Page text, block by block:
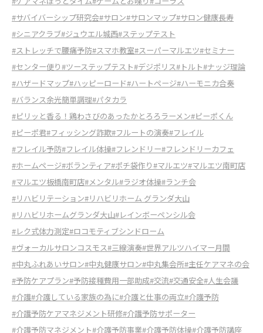
#サバイバーシップ研究会#サロン#サロンマップ#サロン健康長寿
#シニアクラブ#ジュウエル城西#ステップテスト
#ストレッチで腰痛予防#スマホ教室#スーパーマルエツ#セミナー
#センター便り#ツーステップテスト#デジポリス#トルト#ナッジ理論
#ハザードマップ#ハッピーロード#ハートページ#ハーモニカ合奏
#バランス余光簡単調理#パタカラ
#ピリッと香る！鶏わさびのあったかとろろラーメン#ピーポくん
#ピーポ君#フィッシング詐欺#フルートの演奏#フレイル
#フレイル予防#フレイル体操#フレンドリー#フレンドリーカフェ
#ホームページ#ボランティア#ポチ袋作り#マルエツ#マルエツ南町店
#マルエツ板橋南町店#メンタル#ラジオ体操#ランチ会
#リハビリテーション#リハビリホーム グランダ大山
#リハビリホームグランダ大山#レインボーペンシル会
#レク式体力測定#ロコモティブシンドローム
#ヴォーカルサロンコスモス#三線演奏#世界アルツハイマー月間
#中丸ふれあいサロン#中丸健康サロン#中丸集会所#主任ケアマネの会
#予防ケアプラン#予防接種費用一部助成#交流#交通安全#人生会議
#介護#介護している家族の為に#介護と仕事の両立#介護予防
#介護予防ケアマネジメント研修#介護予防サポーター
#介護予防マネジメント#介護予防事業#介護予防体操#介護予防講座